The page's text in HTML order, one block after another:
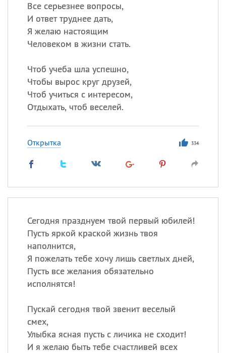
Все серьезнее вопросы,
И ответ труднее дать,
Я желаю настоящим
Человеком в жизни стать.
Чтоб учеба шла успешно,
Чтобы вырос круг друзей,
Чтоб учиться с интересом,
Отдыхать, чтоб веселей.
Открытка 334
Сегодня празднуем твой первый юбилей!
Пусть яркой краской жизнь твоя
наполнится,
Я пожелать тебе хочу лишь светлых дней,
Пусть все желания обязательно
исполнятся!
Пускай сегодня твой звенит веселый
смех,
Улыбка ясная пусть с личика не сходит!
И я желаю быть тебе счастливей всех
ИМЕНА
Александр
Анна
Посмотреть значениеи